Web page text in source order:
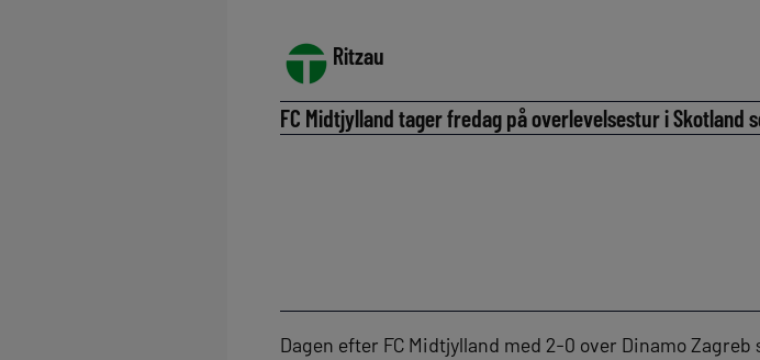
Ritzau
FC Midtjylland tager fredag på overlevelsestur i Skotland
Dagen efter FC Midtjylland med 2-0 over Dinamo